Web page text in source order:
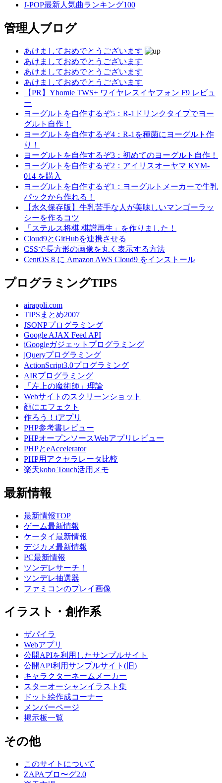
J-POP最新人気曲ランキング100
管理人ブログ
あけましておめでとうございます
あけましておめでとうございます
あけましておめでとうございます
あけましておめでとうございます
【PR】Yhomie TWS+ ワイヤレスイヤフォン F9 レビュ
ー
ヨーグルトを自作するぞ5：R-1ドリンクタイプでヨー
グルト自作！
ヨーグルトを自作するぞ4：R-1を種菌にヨーグルト作
り！
ヨーグルトを自作するぞ3：初めてのヨーグルト自作！
ヨーグルトを自作するぞ2：アイリスオーヤマ KYM-
014 を購入
ヨーグルトを自作するぞ1：ヨーグルトメーカーで牛乳
パックから作れる！
【永久保存版】牛乳苦手な人が美味しいマンゴーラッ
シーを作るコツ
「ステルス将棋 棋譜再生」を作りました！
Cloud9とGitHubを連携させる
CSSで長方形の画像を丸く表示する方法
CentOS 8 に Amazon AWS Cloud9 をインストール
プログラミングTIPS
airappli.com
TIPSまとめ2007
JSONPプログラミング
Google AJAX Feed API
iGoogleガジェットプログラミング
jQueryプログラミング
ActionScript3.0プログラミング
AIRプログラミング
「左上の魔術師」理論
Webサイトのスクリーンショット
顔にエフェクト
作ろう！iアプリ
PHP参考書レビュー
PHPオープンソースWebアプリレビュー
PHPとeAccelerator
PHP用アクセラレータ比較
楽天kobo Touch活用メモ
最新情報
最新情報TOP
ゲーム最新情報
ケータイ最新情報
デジカメ最新情報
PC最新情報
ツンデレサーチ！
ツンデレ抽選器
ファミコンのプレイ画像
イラスト・創作系
ザパイラ
Webアプリ
公開APIを利用したサンプルサイト
公開API利用サンプルサイト(旧)
キャラクターネームメーカー
スターオーシャンイラスト集
ドット絵作成コーナー
メンバーページ
掲示板一覧
その他
このサイトについて
ZAPAブロ〜グ2.0